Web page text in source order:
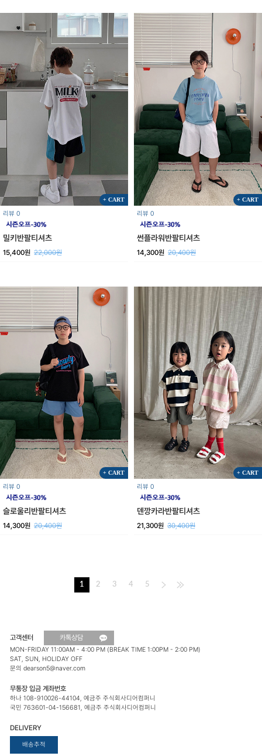
+ CART
리뷰 0
밀키반팔티셔츠
15,400원 22,000원
+ CART
리뷰 0
썬플라워반팔티셔츠
14,300원 20,400원
+ CART
리뷰 0
슬로울리반팔티셔츠
14,300원 20,400원
+ CART
리뷰 0
덴깡카라반팔티셔츠
21,300원 30,400원
1 2 3 4 5
고객센터 카톡상담
MON-FRIDAY 11:00AM - 4:00 PM (BREAK TIME 1:00PM - 2:00 PM)
SAT, SUN, HOLIDAY OFF
문의 dearson5@naver.com
무통장 입금 계좌번호
하나 108-910026-44104, 예금주 주식회사디어컴퍼니
국민 763601-04-156681, 예금주 주식회사디어컴퍼니
DELIVERY
배송추적